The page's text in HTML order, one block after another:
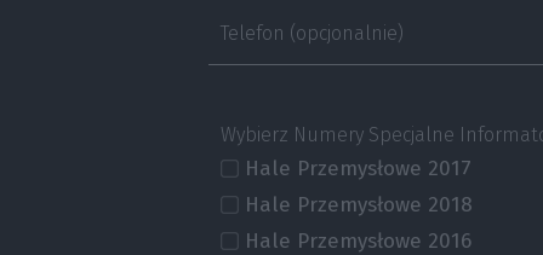
Telefon (opcjonalnie)
Wybierz Numery Specjalne
Hale Przemysłowe 2017
Hale Przemysłowe 2018
Hale Przemysłowe 2016